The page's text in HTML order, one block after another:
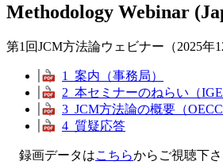
Methodology Webinar
第1回JCM方法論ウェビナー（2025年
1_案内（事務局）
2_本セミナーのねらい（
3_JCM方法論の概要（OECC
4_質疑応答
録画データはこちらからご視聴下さ